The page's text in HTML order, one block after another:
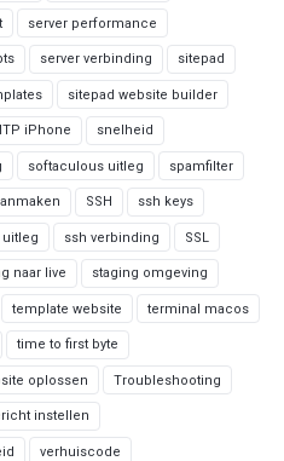
server performance
server verbinding sitepad
sitepad website builder
iPhone snelheid
softaculous uitleg spamfilter
SSH ssh keys
uitleg ssh verbinding SSL
naar live staging omgeving
template website terminal macos
time to first byte
oplossen Troubleshooting
instellen
verhuiscode